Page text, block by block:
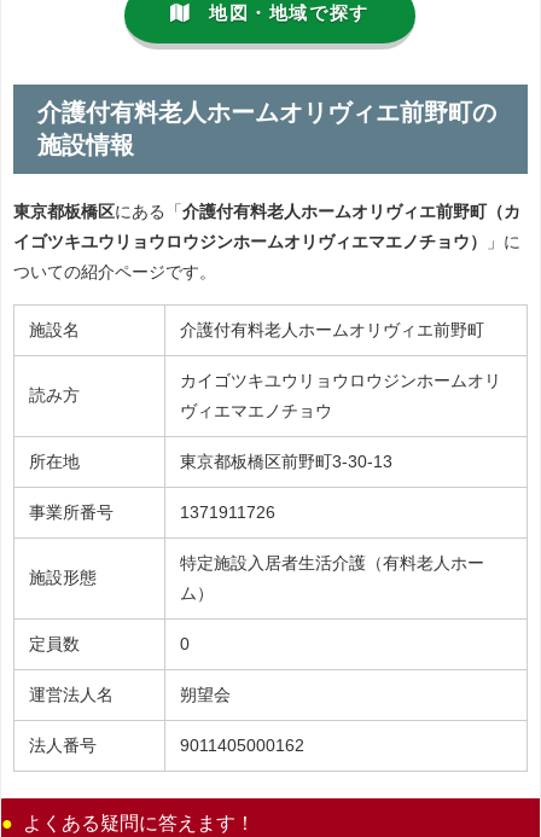
地図・地域で探す
介護付有料老人ホームオリヴィエ前野町の
施設情報
東京都板橋区にある「 介護付有料老人ホームオリヴィエ前野町（カ
イゴツキユウリョウロウジンホームオリヴィエマエノチョウ）
」に
ついての紹介ページです。
施設名 介護付有料老人ホームオリヴィエ前野町
読み方
カイゴツキユウリョウロウジンホームオリ
ヴィエマエノチョウ
所在地 東京都板橋区前野町3-30-13
事業所番号 1371911726
施設形態
特定施設入居者生活介護（有料老人ホー
ム）
定員数 0
運営法人名 朔望会
法人番号 9011405000162
よくある疑問に答えます！